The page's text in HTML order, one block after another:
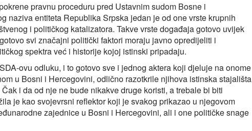
pravnu proceduru pred Ustavnim sudom Bosne i
naziva entiteta Republika Srpska jedan je od one vrste krupnih
i političkog katalizatora. Takve vrste događaja gotovo uvijek
svi značajni politički faktori moraju javno opredijeliti i
spektra već i historije kojoj istinski pripadaju.
ovu odluku, i to gotovo sve i jednog aktera koji djeluje na onome
u Bosni i Hercegovini, odlično razotkrile njihova istinska stajališta
i da od nje ne bude nikakve druge koristi, a trebale bi biti
je kao svojevrsni reflektor koji je svakog prikazao u njegovom
zajednice u Bosni i Hercegovini, ali i one političke snage